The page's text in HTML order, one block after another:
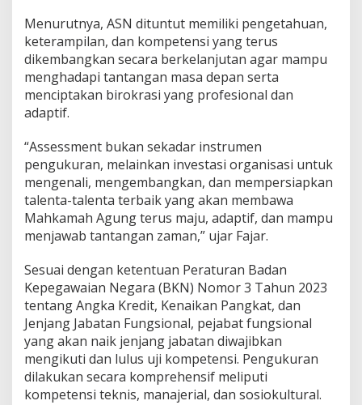
i
o
n
a
l
Menurutnya, ASN dituntut memiliki pengetahuan,
keterampilan, dan kompetensi yang terus
dikembangkan secara berkelanjutan agar mampu
menghadapi tantangan masa depan serta
menciptakan birokrasi yang profesional dan
adaptif.
“Assessment bukan sekadar instrumen
pengukuran, melainkan investasi organisasi untuk
mengenali, mengembangkan, dan mempersiapkan
talenta-talenta terbaik yang akan membawa
Mahkamah Agung terus maju, adaptif, dan mampu
menjawab tantangan zaman,” ujar Fajar.
Sesuai dengan ketentuan Peraturan Badan
Kepegawaian Negara (BKN) Nomor 3 Tahun 2023
tentang Angka Kredit, Kenaikan Pangkat, dan
Jenjang Jabatan Fungsional, pejabat fungsional
yang akan naik jenjang jabatan diwajibkan
mengikuti dan lulus uji kompetensi. Pengukuran
dilakukan secara komprehensif meliputi
kompetensi teknis, manajerial, dan sosiokultural.